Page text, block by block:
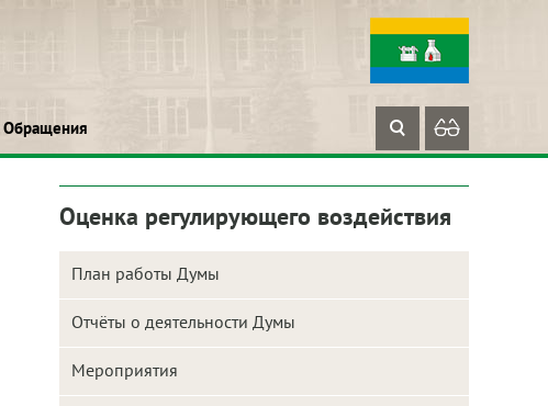
Обращения
Оценка регулирующего воздействия
План работы Думы
Отчёты о деятельности Думы
Мероприятия